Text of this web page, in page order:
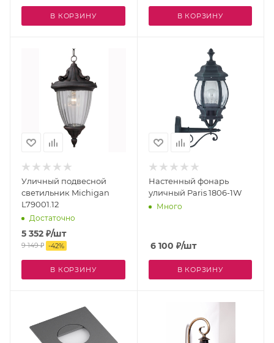
В КОРЗИНУ В КОРЗИНУ
Уличный подвесной
светильник Michigan
L79001.12
Достаточно
5 352 ₽/шт
9 149₽ -42%
В КОРЗИНУ
Настенный фонарь
уличный Paris 1806-1W
Много
6 100 ₽/шт
В КОРЗИНУ